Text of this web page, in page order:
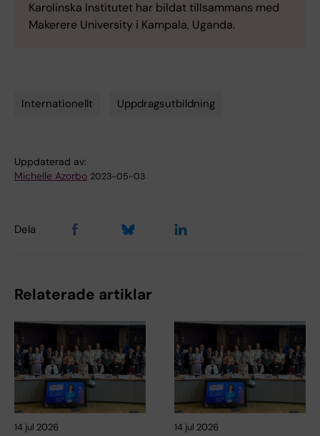
Karolinska Institutet har bildat tillsammans med
Makerere University i Kampala, Uganda.
Internationellt Uppdragsutbildning
Uppdaterad av:
Michelle Azorbo 2023-05-03
Dela
Relaterade artiklar
14 jul 2026 14 jul 2026